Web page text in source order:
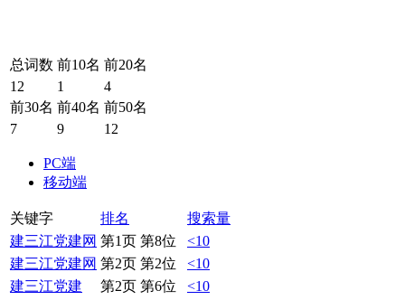
总词数 前10名 前20名
12
1
4
前30名 前40名 前50名
7
9 12
PC端
移动端
关键字 排名
搜索量
建三江党建网 第1页 第8位
<10
建三江党建网 第2页 第2位
<10
建三江党建
第2页 第6位
<10